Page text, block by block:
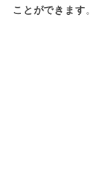
ことができます。